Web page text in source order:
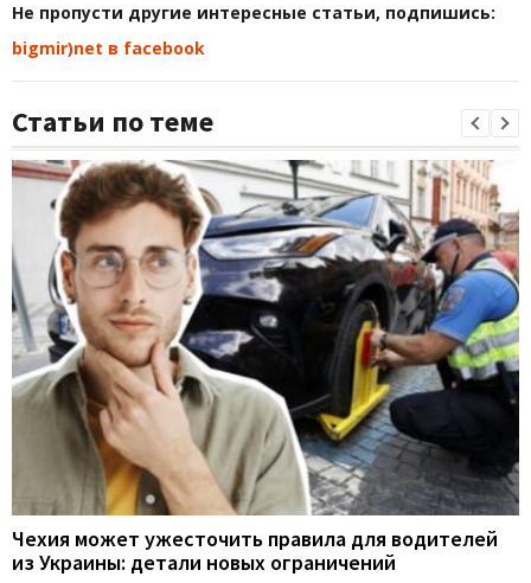
Не пропусти другие интересные статьи, подпишись:
bigmir)net в facebook
Статьи по теме
Чехия может ужесточить правила для водителей
из Украины: детали новых ограничений